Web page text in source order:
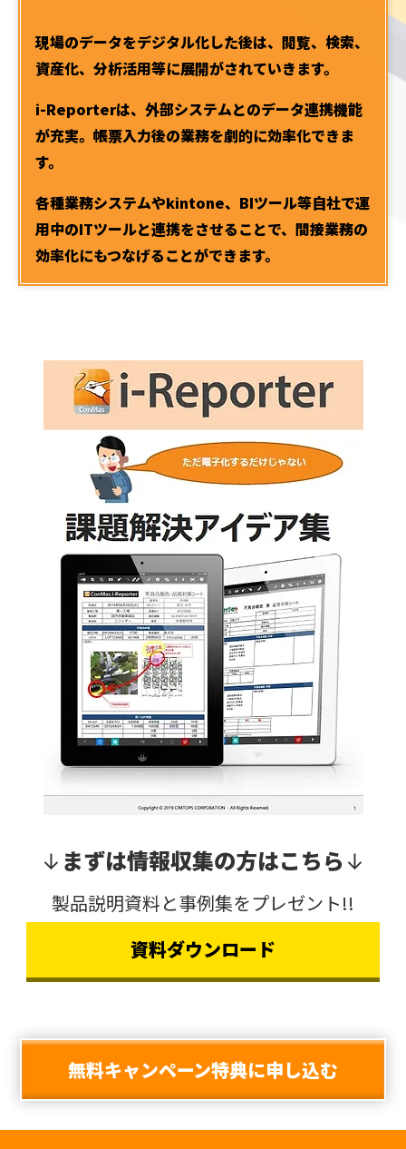
現場のデータをデジタル化した後は、閲覧、検索、
資産化、分析活用等に展開がされていきます。
i-Reporterは、外部システムとのデータ連携機能
が充実。帳票入力後の業務を劇的に効率化できま
す。
各種業務システムやkintone、BIツール等自社で運
用中のITツールと連携をさせることで、間接業務の
効率化にもつなげることができます。
↓ まずは情報収集の方はこちら ↓
製品説明資料と事例集をプレゼント!!
資料ダウンロード
無料キャンペーン特典に申し込む